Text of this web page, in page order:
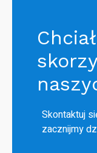
Skontaktuj
zacznijmy